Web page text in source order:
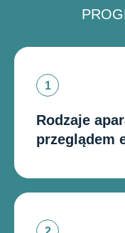
Rodzaje
przeglądem